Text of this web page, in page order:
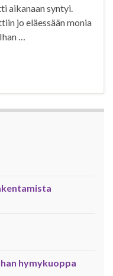
aikanaan syntyi.
jo eläessään monia
…
hymykuoppa